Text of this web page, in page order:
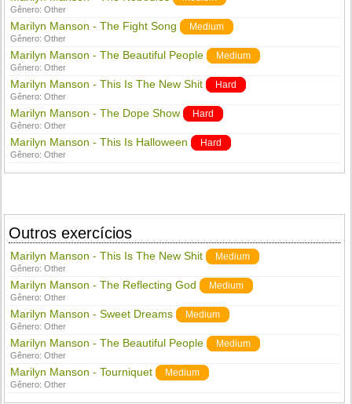
Gênero:Other
Marilyn Manson - The Fight Song Medium
Gênero:Other
Marilyn Manson - The Beautiful People Medium
Gênero:Other
Marilyn Manson - This Is The New Shit Hard
Gênero:Other
Marilyn Manson - The Dope Show Hard
Gênero:Other
Marilyn Manson - This Is Halloween Hard
Gênero:Other
Outros exercícios
Marilyn Manson - This Is The New Shit Medium
Gênero:Other
Marilyn Manson - The Reflecting God Medium
Gênero:Other
Marilyn Manson - Sweet Dreams Medium
Gênero:Other
Marilyn Manson - The Beautiful People Medium
Gênero:Other
Marilyn Manson - Tourniquet Medium
Gênero:Other